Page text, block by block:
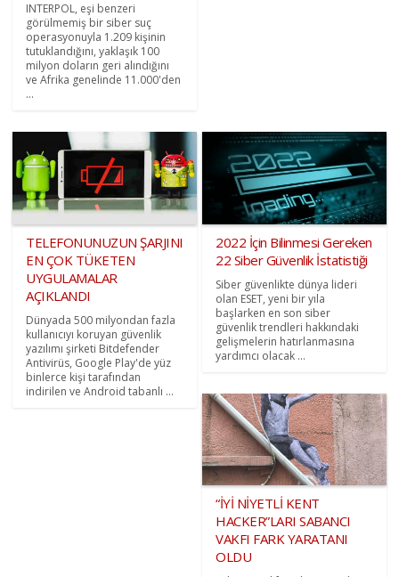
INTERPOL, eşi benzeri
görülmemiş bir siber suç
operasyonuyla 1.209 kişinin
tutuklandığını, yaklaşık 100
milyon doların geri alındığını
ve Afrika genelinde 11.000'den
...
TELEFONUNUZUN ŞARJINI
EN ÇOK TÜKETEN
UYGULAMALAR
AÇIKLANDI
Dünyada 500 milyondan fazla
kullanıcıyı koruyan güvenlik
yazılımı şirketi Bitdefender
Antivirüs, Google Play'de yüz
binlerce kişi tarafından
indirilen ve Android tabanlı ...
2022 İçin Bilinmesi Gereken
22 Siber Güvenlik İstatistiği
Siber güvenlikte dünya lideri
olan ESET, yeni bir yıla
başlarken en son siber
güvenlik trendleri hakkındaki
gelişmelerin hatırlanmasına
yardımcı olacak ...
“İYİ NİYETLİ KENT
HACKER”LARI SABANCI
VAKFI FARK YARATANI
OLDU